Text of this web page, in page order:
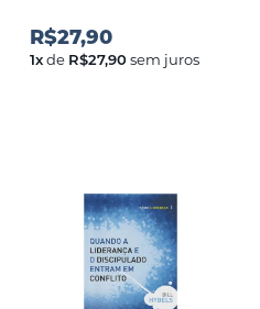
R$27,90
1xde R$27,90sem juros